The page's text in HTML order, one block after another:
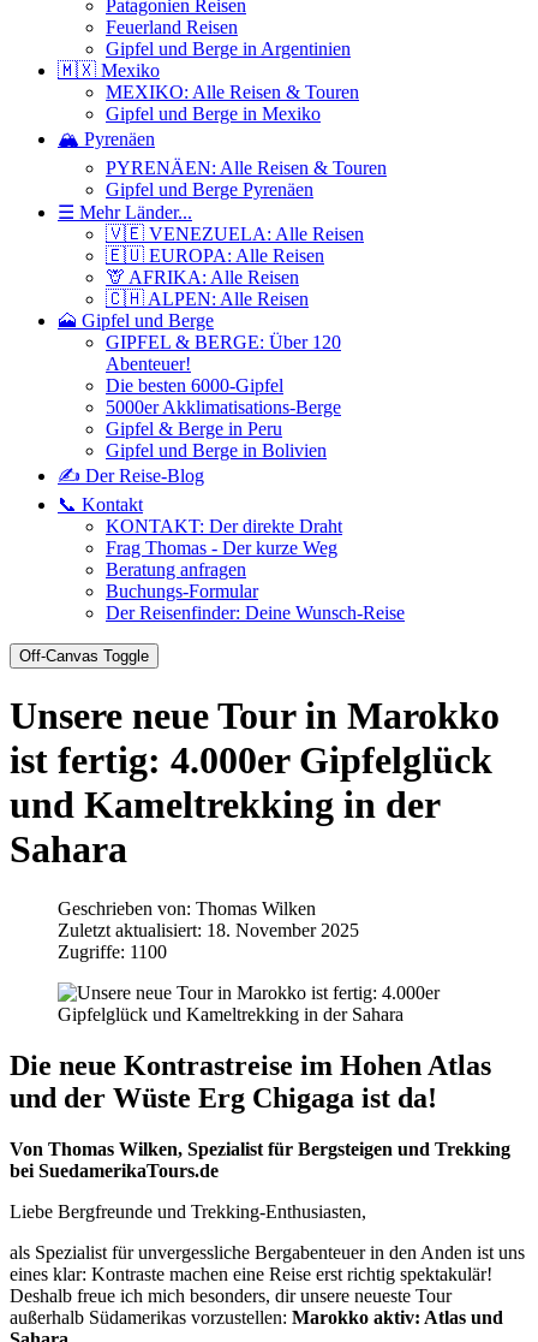
Patagonien Reisen
Feuerland Reisen
Gipfel und Berge in Argentinien
🇲🇽 Mexiko
MEXIKO: Alle Reisen & Touren
Gipfel und Berge in Mexiko
🏔️ Pyrenäen
PYRENÄEN: Alle Reisen & Touren
Gipfel und Berge Pyrenäen
☰ Mehr Länder...
🇻🇪 VENEZUELA: Alle Reisen
🇪🇺 EUROPA: Alle Reisen
🦒 AFRIKA: Alle Reisen
🇨🇭 ALPEN: Alle Reisen
🗻 Gipfel und Berge
GIPFEL & BERGE: Über 120
Abenteuer!
Die besten 6000-Gipfel
5000er Akklimatisations-Berge
Gipfel & Berge in Peru
Gipfel und Berge in Bolivien
✍️ Der Reise-Blog
📞 Kontakt
KONTAKT: Der direkte Draht
Frag Thomas - Der kurze Weg
Beratung anfragen
Buchungs-Formular
Der Reisenfinder: Deine Wunsch-Reise
Off-Canvas Toggle
Unsere neue Tour in Marokko
ist fertig: 4.000er Gipfelglück
und Kameltrekking in der
Sahara
Geschrieben von: Thomas Wilken
Zuletzt aktualisiert: 18. November 2025
Zugriffe: 1100
Die neue Kontrastreise im Hohen Atlas
und der Wüste Erg Chigaga ist da!
Von Thomas Wilken, Spezialist für Bergsteigen und Trekking
bei SuedamerikaTours.de
Liebe Bergfreunde und Trekking-Enthusiasten,
als Spezialist für unvergessliche Bergabenteuer in den Anden ist uns
eines klar: Kontraste machen eine Reise erst richtig spektakulär!
Deshalb freue ich mich besonders, dir unsere neueste Tour
außerhalb Südamerikas vorzustellen: Marokko aktiv: Atlas und